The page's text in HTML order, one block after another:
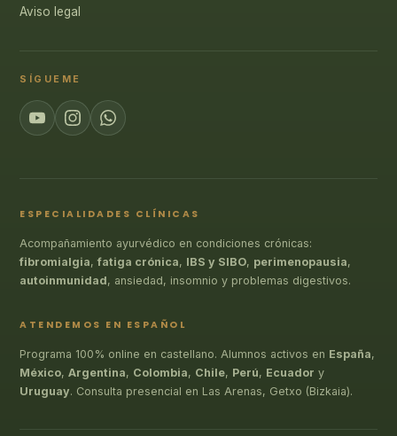
Aviso legal
SÍGUEME
ESPECIALIDADES CLÍNICAS
Acompañamiento ayurvédico en condiciones crónicas:
fibromialgia,fatiga crónica, IBS y SIBO, perimenopausia,
autoinmunidad, ansiedad, insomnio y problemas digestivos.
ATENDEMOS EN ESPAÑOL
Programa 100% online en castellano. Alumnos activos en España,
México, Argentina, Colombia, Chile, Perú, Ecuador y
Uruguay. Consulta presencial en Las Arenas, Getxo (Bizkaia).